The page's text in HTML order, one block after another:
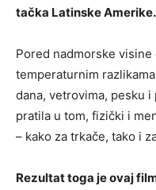
tačka Latinske Amerike.
Pored nadmorske
temperaturnim
dana, vetrovima, pesku
pratila u tom, fizički i
– kako za trkače, tako i
Rezultat toga je ovaj